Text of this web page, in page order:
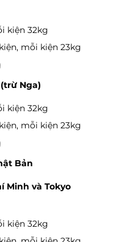
kiện 32kg
mỗi kiện 23kg
Nga)
kiện 32kg
mỗi kiện 23kg
Bản
Minh và Tokyo
kiện 32kg